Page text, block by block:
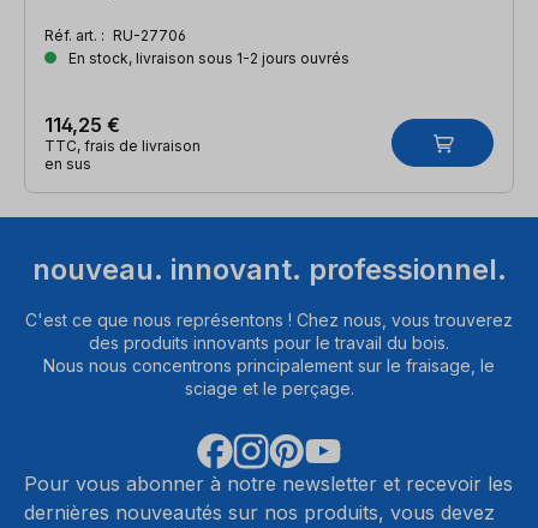
Réf. art. : RU-27706
En stock, livraison sous 1-2 jours ouvrés
114,25 €
TTC, frais de livraison
en sus
nouveau. innovant. professionnel.
C'est ce que nous représentons ! Chez nous, vous trouverez
des produits innovants pour le travail du bois.
Nous nous concentrons principalement sur le fraisage, le
sciage et le perçage.
Pour vous abonner à notre newsletter et recevoir les
dernières nouveautés sur nos produits, vous devez